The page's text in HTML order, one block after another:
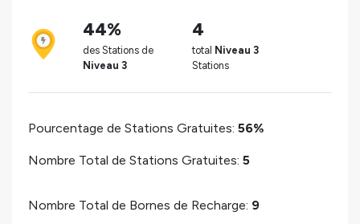
44%
des Stations de
Niveau 3
4
total Niveau 3
Stations
Pourcentage de Stations Gratuites: 56%
Nombre Total de Stations Gratuites: 5
Nombre Total de Bornes de Recharge: 9